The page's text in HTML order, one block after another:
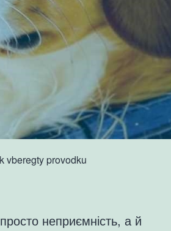
vberegty provodku
неприємність, а й